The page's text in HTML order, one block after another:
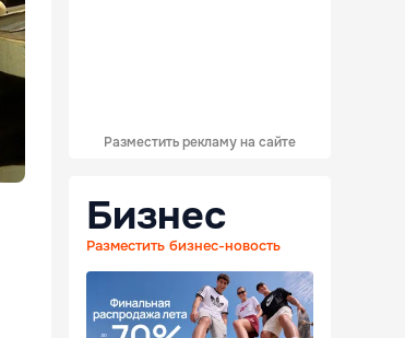
Разместить рекламу на сайте
Бизнес
Разместить бизнес-новость